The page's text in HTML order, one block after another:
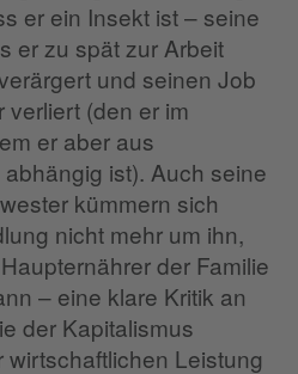
er ein Insekt ist – seine
er zu spät zur Arbeit
und seinen Job
(den er im
er aber aus
ist). Auch seine
kümmern sich
nicht mehr um ihn,
der Familie
– eine klare Kritik an
der Kapitalismus
Leistung